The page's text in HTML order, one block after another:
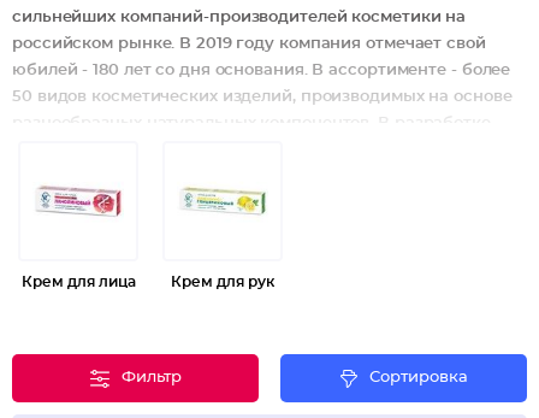
сильнейших компаний-производителей косметики на
российском рынке. В 2019 году компания отмечает свой
юбилей - 180 лет со дня основания. В ассортименте - более
50 видов косметических изделий, производимых на основе
разнообразных натуральных компонентов. В разработке
развивающейся области косметики и ухода за собой.
Крем для лица Крем для рук
Фильтр Сортировка